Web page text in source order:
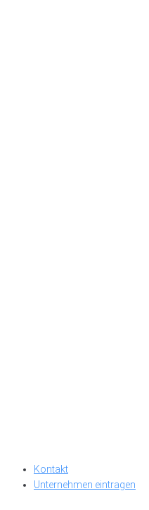
Kontakt
Unternehmen eintragen